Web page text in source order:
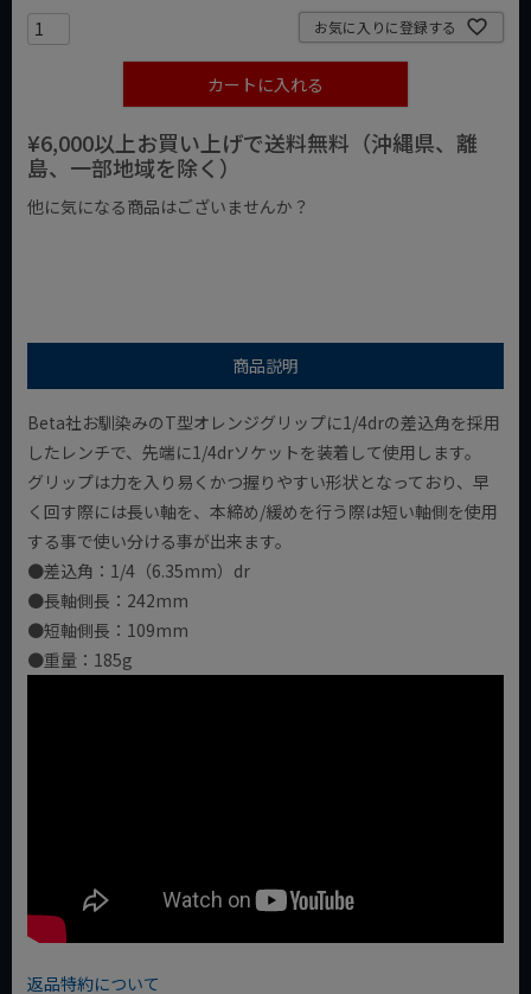
お気に入りに登録する
カートに入れる
¥6,000以上お買い上げで送料無料（沖縄県、離
島、一部地域を除く）
他に気になる商品はございませんか？
商品説明
Beta社お馴染みのT型オレンジグリップに1/4drの差込角を採用
したレンチで、先端に1/4drソケットを装着して使用します。
グリップは力を入り易くかつ握りやすい形状となっており、早
く回す際には長い軸を、本締め/緩めを行う際は短い軸側を使用
する事で使い分ける事が出来ます。
●差込角：1/4（6.35mm）dr
●長軸側長：242mm
●短軸側長：109mm
●重量：185g
返品特約について